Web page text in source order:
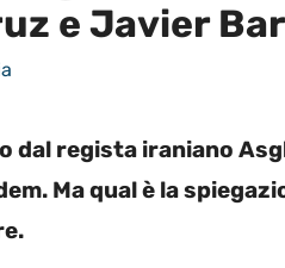
e Javier
dal regista iraniano
Ma qual è la